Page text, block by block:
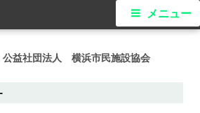
公益社団法人 横浜市民施設協会
メニュー